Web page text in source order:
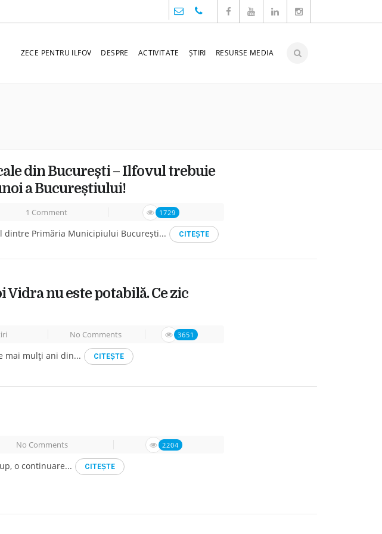
ZECE PENTRU ILFOV DESPRE ACTIVITATE ȘTIRI RESURSE MEDIA
din București – Ilfovul trebuie
a Bucureștiului!
1 Comment 1729
dintre Primăria Municipiului București... CITEṢTE
nu este potabilă. Ce zic
No Comments 3651
mai mulţi ani din... CITEṢTE
No Comments 2204
o continuare... CITEṢTE